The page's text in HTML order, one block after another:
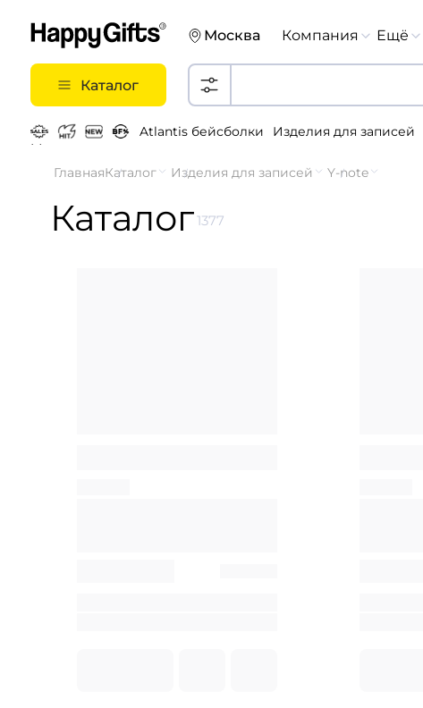
Москва Компания Ещё
Каталог
Atlantis бейсболки Изделия для записей
Металлические ручки
ГлавнаяКаталог Изделия для записей Y-note
Каталог1377